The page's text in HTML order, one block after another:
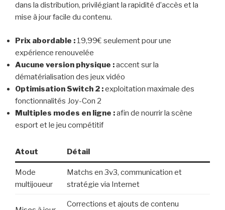
dans la distribution, privilégiant la rapidité d’accès et la
mise à jour facile du contenu.
Prix abordable : 19,99€ seulement pour une
expérience renouvelée
Aucune version physique :accent sur la
dématérialisation des jeux vidéo
Optimisation Switch 2 :exploitation maximale des
fonctionnalités Joy-Con 2
Multiples modes en ligne :afin de nourrir la scène
esport et le jeu compétitif
Atout Détail
Mode
multijoueur
Matchs en 3v3, communication et
stratégie via Internet
Corrections et ajouts de contenu